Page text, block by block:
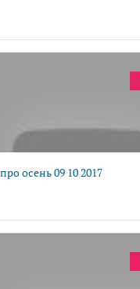
осень 09 10 2017